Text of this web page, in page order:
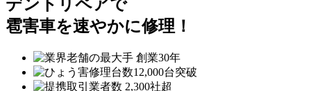
デントリペアで
雹害車を速やかに修理！